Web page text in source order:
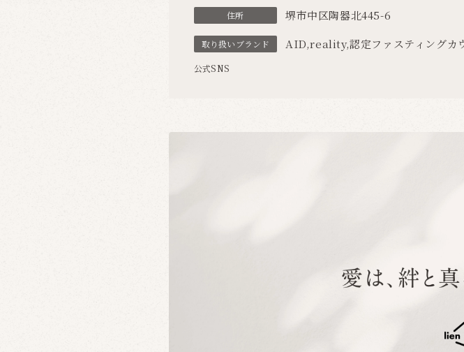
住所 堺市中区陶器北445-6
取り扱い ブランド AID,reality,認定ファスティングカ
公式SNS